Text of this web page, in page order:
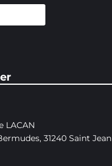
LACAN
31240 Saint Jean